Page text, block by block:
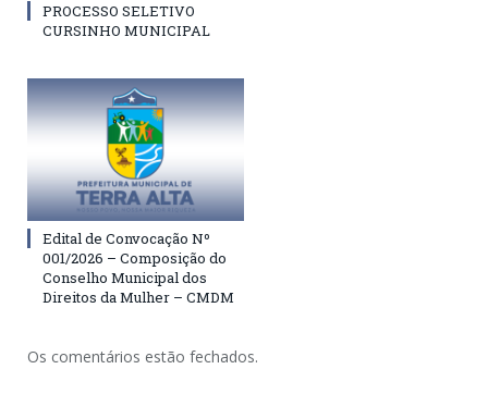
PROCESSO SELETIVO
CURSINHO MUNICIPAL
Edital de Convocação Nº
001/2026 – Composição do
Conselho Municipal dos
Direitos da Mulher – CMDM
Os comentários estão fechados.